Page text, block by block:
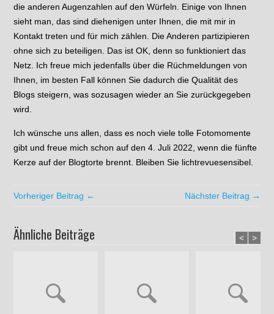
die anderen Augenzahlen auf den Würfeln. Einige von Ihnen
sieht man, das sind diehenigen unter Ihnen, die mit mir in
Kontakt treten und für mich zählen. Die Anderen partizipieren
ohne sich zu beteiligen. Das ist OK, denn so funktioniert das
Netz. Ich freue mich jedenfalls über die Rüchmeldungen von
Ihnen, im besten Fall können Sie dadurch die Qualität des
Blogs steigern, was sozusagen wieder an Sie zurückgegeben
wird.
Ich wünsche uns allen, dass es noch viele tolle Fotomomente
gibt und freue mich schon auf den 4. Juli 2022, wenn die fünfte
Kerze auf der Blogtorte brennt. Bleiben Sie lichtrevuesensibel.
Vorheriger Beitrag ← Nächster Beitrag →
Ähnliche Beiträge < >